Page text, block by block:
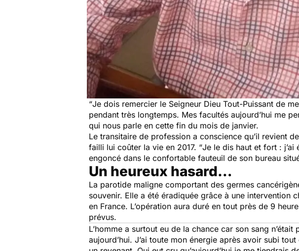
“Je dois remercier le Seigneur Dieu Tout-Puissant de
pendant très longtemps. Mes facultés aujourd’hui me
qui nous parle en cette fin du mois de janvier.
Le transitaire de profession a conscience qu’il revient
failli lui coûter la vie en 2017. “Je le dis haut et fort : j’ai
engoncé dans le confortable fauteuil de son bureau
Un heureux hasard…
La parotide maligne comportant des germes
souvenir. Elle a été éradiquée grâce à une intervention
en France. L’opération aura duré en tout près de 9
prévus.
L’homme a surtout eu de la chance car son sang n’était
aujourd’hui. J’ai toute mon énergie après avoir subi